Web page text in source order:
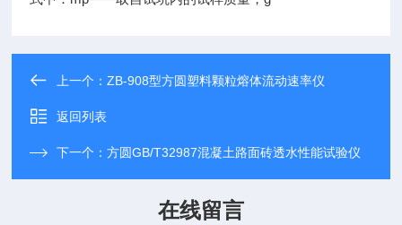
上一个：ZB-908型方圆塑料颗粒熔体流动速率仪
返回列表
下一个：方圆GB/T32987混凝土路面砖透水性能试验仪
在线留言